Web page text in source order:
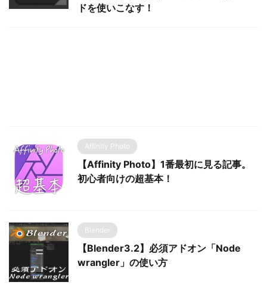
ドを使いこなす！
Affinity Photo
【Affinity Photo】1番最初に見る記事。
初心者向けの超基本！
Blender
【Blender3.2】必須アドオン「Node
wrangler」の使い方